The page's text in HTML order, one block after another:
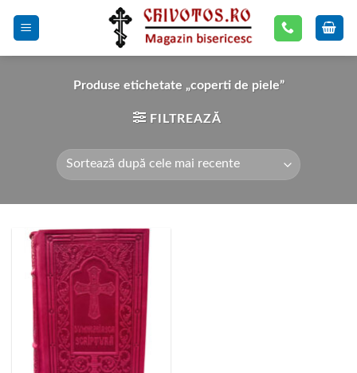
Produse etichetate „coperti de piele”
FILTREAZĂ